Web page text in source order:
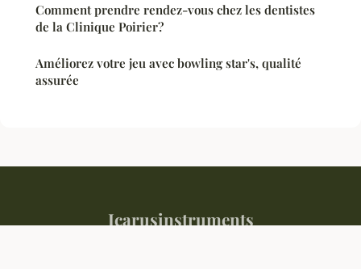
Comment prendre rendez-vous chez les dentistes
de la Clinique Poirier?
Améliorez votre jeu avec bowling star's, qualité
assurée
Icarusinstruments